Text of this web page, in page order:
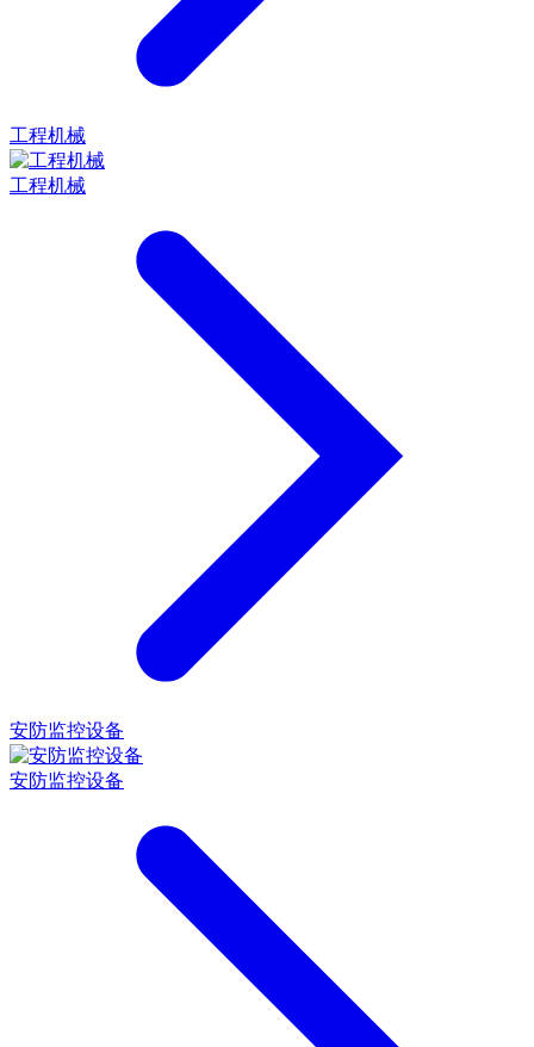
工程机械
工程机械
安防监控设备
安防监控设备